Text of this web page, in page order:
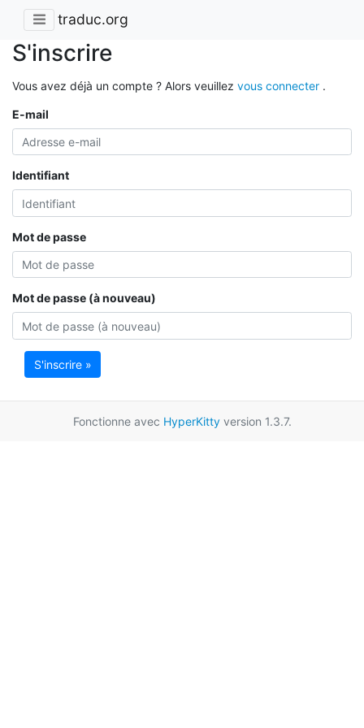
traduc.org
S'inscrire
Vous avez déjà un compte ? Alors veuillez vous connecter .
E-mail
Identifiant
Mot de passe
Mot de passe (à nouveau)
S'inscrire »
Fonctionne avec HyperKittyversion 1.3.7.